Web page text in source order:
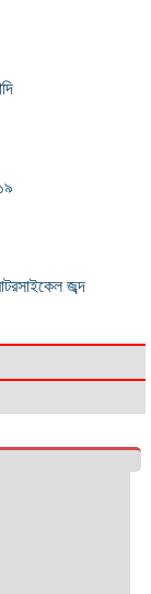
জব্দ